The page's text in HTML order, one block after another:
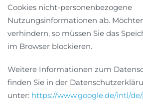
Cookies nicht-personenbezogene
Nutzungsinformationen ab.
verhindern, so müssen Sie das
im Browser blockieren.
Weitere Informationen zum
finden Sie in der
unter: https://www.google.de/intl/